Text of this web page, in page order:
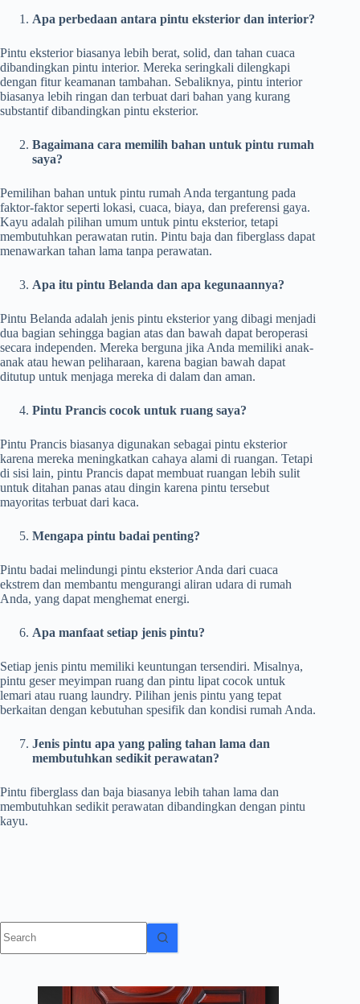
Apa perbedaan antara pintu eksterior dan interior?
Pintu eksterior biasanya lebih berat, solid, dan tahan cuaca
dibandingkan pintu interior. Mereka seringkali dilengkapi
dengan fitur keamanan tambahan. Sebaliknya, pintu interior
biasanya lebih ringan dan terbuat dari bahan yang kurang
substantif dibandingkan pintu eksterior.
Bagaimana cara memilih bahan untuk pintu rumah
saya?
Pemilihan bahan untuk pintu rumah Anda tergantung pada
faktor-faktor seperti lokasi, cuaca, biaya, dan preferensi gaya.
Kayu adalah pilihan umum untuk pintu eksterior, tetapi
membutuhkan perawatan rutin. Pintu baja dan fiberglass dapat
menawarkan tahan lama tanpa perawatan.
Apa itu pintu Belanda dan apa kegunaannya?
Pintu Belanda adalah jenis pintu eksterior yang dibagi menjadi
dua bagian sehingga bagian atas dan bawah dapat beroperasi
secara independen. Mereka berguna jika Anda memiliki anak-
anak atau hewan peliharaan, karena bagian bawah dapat
ditutup untuk menjaga mereka di dalam dan aman.
Pintu Prancis cocok untuk ruang saya?
Pintu Prancis biasanya digunakan sebagai pintu eksterior
karena mereka meningkatkan cahaya alami di ruangan. Tetapi
di sisi lain, pintu Prancis dapat membuat ruangan lebih sulit
untuk ditahan panas atau dingin karena pintu tersebut
mayoritas terbuat dari kaca.
Mengapa pintu badai penting?
Pintu badai melindungi pintu eksterior Anda dari cuaca
ekstrem dan membantu mengurangi aliran udara di rumah
Anda, yang dapat menghemat energi.
Apa manfaat setiap jenis pintu?
Setiap jenis pintu memiliki keuntungan tersendiri. Misalnya,
pintu geser meyimpan ruang dan pintu lipat cocok untuk
lemari atau ruang laundry. Pilihan jenis pintu yang tepat
berkaitan dengan kebutuhan spesifik dan kondisi rumah Anda.
Jenis pintu apa yang paling tahan lama dan
membutuhkan sedikit perawatan?
Pintu fiberglass dan baja biasanya lebih tahan lama dan
membutuhkan sedikit perawatan dibandingkan dengan pintu
kayu.